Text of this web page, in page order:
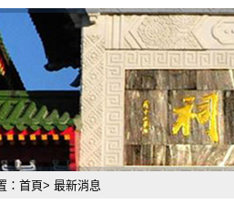
：首頁> 最新消息